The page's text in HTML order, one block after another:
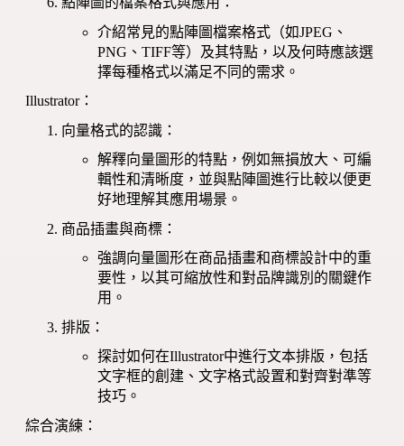
介紹常見的點陣圖檔案格式（如JPEG、
PNG、TIFF等）及其特點，以及何時應該選
擇每種格式以滿足不同的需求。
Illustrator：
向量格式的認識：
解釋向量圖形的特點，例如無損放大、可編
輯性和清晰度，並與點陣圖進行比較以便更
好地理解其應用場景。
商品插畫與商標：
強調向量圖形在商品插畫和商標設計中的重
要性，以其可縮放性和對品牌識別的關鍵作
用。
排版：
探討如何在Illustrator中進行文本排版，包括
文字框的創建、文字格式設置和對齊對準等
技巧。
綜合演練：